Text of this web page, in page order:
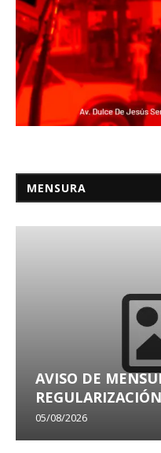
MENSURA
AVISO DE
05/08/2026